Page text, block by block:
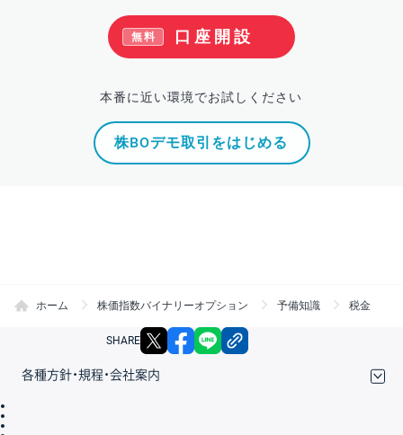
口座開設
無料
本番に近い環境でお試しください
株BOデモ取引をはじめる
ホーム 株価指数バイナリーオプション 予備知識 税金
SHARE X facebook
各種方針・規程・会社案内